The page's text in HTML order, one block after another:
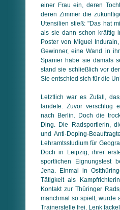
einer Frau ein, deren
deren Zimmer die
Utensilien stieß: "Das hat
als sie dann schon kräftig
Poster von Miguel
Gewinner, eine Wand in
Spanier habe sie damals
stand sie schließlich vor
Sie entschied sich für die
Letztlich war es Zufall,
landete. Zuvor verschlug
nach Berlin. Doch die
Ding. Die Radsportlerin,
und Anti-Doping-
Lehramtsstudium für
Doch in Leipzig, ihrer
sportlichen Eignungstest
Jena. Einmal in
Tätigkeit als
Kontakt zur Thüringer
manchmal so spielt, wurde
Trainerstelle frei. Lenk